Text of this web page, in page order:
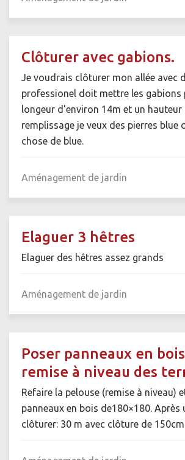
Clôturer avec gabions.
Je voudrais clôturer mon allée avec
professionel doit mettre les gabions
longeur d'environ 14m et un hauteur
remplissage je veux des pierres blue
chose de blue.
Aménagement de jardin
Elaguer 3 hêtres
Elaguer des hêtres assez grands
Aménagement de jardin
Poser panneaux en
remise à niveau des
Refaire la pelouse (remise à niveau)
panneaux en bois de180×180. Après
clôturer: 30 m avec clôture de 150cm